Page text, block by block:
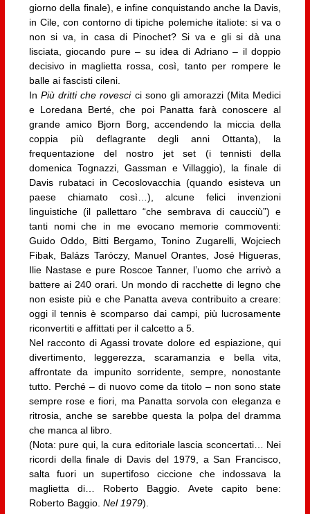
giorno della finale), e infine conquistando anche la Davis,
in Cile, con contorno di tipiche polemiche italiote: si va o
non si va, in casa di Pinochet? Si va e gli si dà una
lisciata, giocando pure – su idea di Adriano – il doppio
decisivo in maglietta rossa, così, tanto per rompere le
balle ai fascisti cileni.
In Più dritti che rovesci ci sono gli amorazzi (Mita Medici
e Loredana Berté, che poi Panatta farà conoscere al
grande amico Bjorn Borg, accendendo la miccia della
coppia più deflagrante degli anni Ottanta), la
frequentazione del nostro jet set (i tennisti della
domenica Tognazzi, Gassman e Villaggio), la finale di
Davis rubataci in Cecoslovacchia (quando esisteva un
paese chiamato così…), alcune felici invenzioni
linguistiche (il pallettaro “che sembrava di caucciù”) e
tanti nomi che in me evocano memorie commoventi:
Guido Oddo, Bitti Bergamo, Tonino Zugarelli, Wojciech
Fibak, Balázs Taróczy, Manuel Orantes, José Higueras,
Ilie Nastase e pure Roscoe Tanner, l’uomo che arrivò a
battere ai 240 orari. Un mondo di racchette di legno che
non esiste più e che Panatta aveva contribuito a creare:
oggi il tennis è scomparso dai campi, più lucrosamente
riconvertiti e affittati per il calcetto a 5.
Nel racconto di Agassi trovate dolore ed espiazione, qui
divertimento, leggerezza, scaramanzia e bella vita,
affrontate da impunito sorridente, sempre, nonostante
tutto. Perché – di nuovo come da titolo – non sono state
sempre rose e fiori, ma Panatta sorvola con eleganza e
ritrosia, anche se sarebbe questa la polpa del dramma
che manca al libro.
(Nota: pure qui, la cura editoriale lascia sconcertati… Nei
ricordi della finale di Davis del 1979, a San Francisco,
salta fuori un supertifoso ciccione che indossava la
maglietta di… Roberto Baggio. Avete capito bene:
Roberto Baggio. Nel 1979).